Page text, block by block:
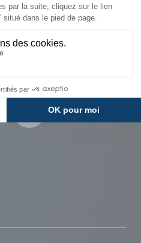
Paiement
Plusieurs fois